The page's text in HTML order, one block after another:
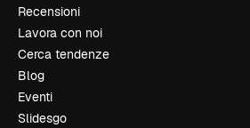
Recensioni
Lavora con noi
Cerca tendenze
Blog
Eventi
Slidesgo